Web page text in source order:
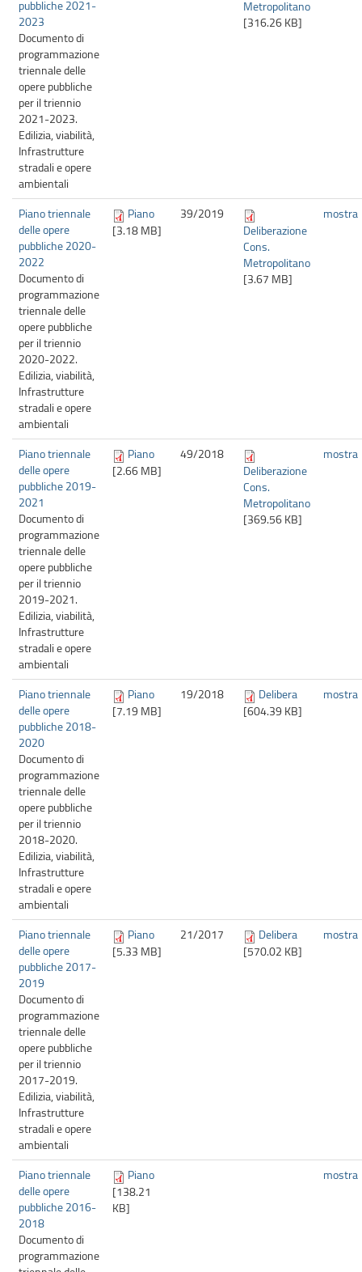
pubbliche 2021-
2023
Documento di
programmazione
triennale delle
opere pubbliche
per il triennio
2021-2023.
Edilizia, viabilità,
Infrastrutture
stradali e opere
ambientali
Metropolitano
[316.26 KB]
Piano triennale
delle opere
pubbliche 2020-
2022
Documento di
programmazione
triennale delle
opere pubbliche
per il triennio
2020-2022.
Edilizia, viabilità,
Infrastrutture
stradali e opere
ambientali
Piano
[3.18 MB]
39/2019
Deliberazione
Cons.
Metropolitano
[3.67 MB]
mostra
Piano triennale
delle opere
pubbliche 2019-
2021
Documento di
programmazione
triennale delle
opere pubbliche
per il triennio
2019-2021.
Edilizia, viabilità,
Infrastrutture
stradali e opere
ambientali
Piano
[2.66 MB]
49/2018
Deliberazione
Cons.
Metropolitano
[369.56 KB]
mostra
Piano triennale
delle opere
pubbliche 2018-
2020
Documento di
programmazione
triennale delle
opere pubbliche
per il triennio
2018-2020.
Edilizia, viabilità,
Infrastrutture
stradali e opere
ambientali
Piano
[7.19 MB]
19/2018
Delibera
[604.39 KB]
mostra
Piano triennale
delle opere
pubbliche 2017-
2019
Documento di
programmazione
triennale delle
opere pubbliche
per il triennio
2017-2019.
Edilizia, viabilità,
Infrastrutture
stradali e opere
ambientali
Piano
[5.33 MB]
21/2017
Delibera
[570.02 KB]
mostra
Piano triennale
delle opere
pubbliche 2016-
2018
Documento di
programmazione
Piano
[138.21
KB]
mostra